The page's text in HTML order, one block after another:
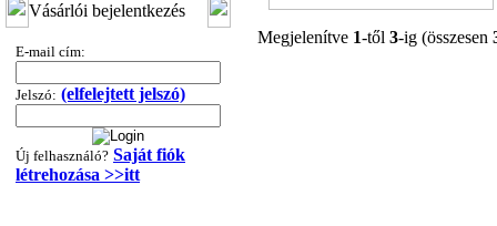
3/8"x1/4"x3/8", Quick
---------
Vásárlói bejelentkezés
E-mail cím:
Jelszó: (elfelejtett jelszó)
Új felhasználó? Saját fiók
létrehozása >>itt
Megjelenítve 1-től 3-ig (összesen